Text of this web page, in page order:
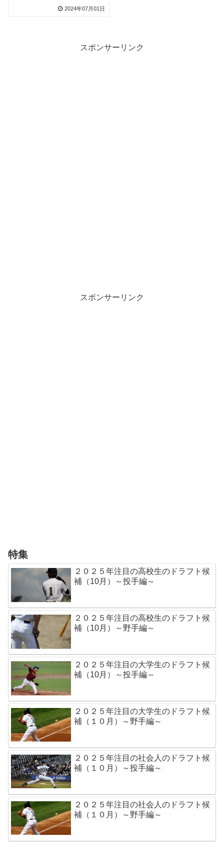
2024年07月01日
スポンサーリンク
スポンサーリンク
特集
２０２５年注目の高校生のドラフト候
補（10月）～投手編～
２０２５年注目の高校生のドラフト候
補（10月）～野手編～
２０２５年注目の大学生のドラフト候
補（10月）～投手編～
２０２５年注目の大学生のドラフト候
補（１０月）～野手編～
２０２５年注目の社会人のドラフト候
補（１０月）～投手編～
２０２５年注目の社会人のドラフト候
補（１０月）～野手編～